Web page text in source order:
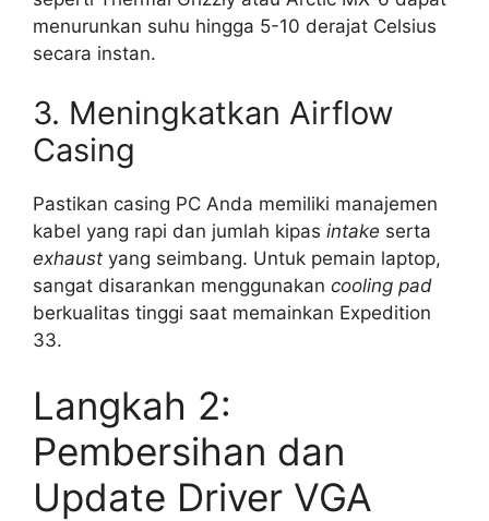
menurunkan suhu hingga 5-10 derajat Celsius
secara instan.
3. Meningkatkan Airflow
Casing
Pastikan casing PC Anda memiliki manajemen
kabel yang rapi dan jumlah kipas intake serta
exhaust yang seimbang. Untuk pemain laptop,
sangat disarankan menggunakan cooling pad
berkualitas tinggi saat memainkan Expedition
33.
Langkah 2:
Pembersihan dan
Update Driver VGA